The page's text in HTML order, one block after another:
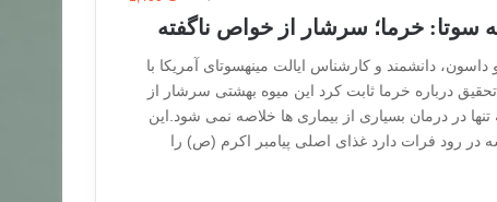
سوتا: خرما؛ سرشار از خواص ناگفته
داسون، دانشمند و کارشناس ایالت مینهسوتای آمریکا با
درباره خرما ثابت کرد این میوه بهشتی سرشار از
در درمان بسیاری از بیماری ها خلاصه نمی شود.این
در رود فرات دارد غذای اصلی پیامبر اکرم (ص) را